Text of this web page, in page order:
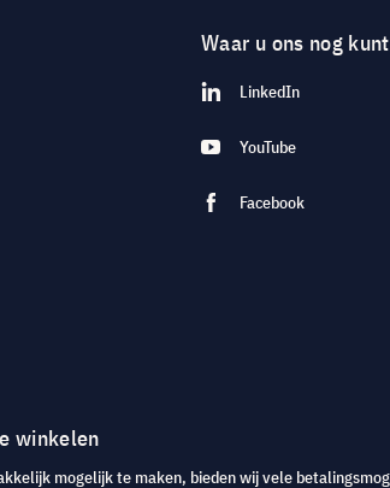
Waar u ons nog
LinkedIn
YouTube
Facebook
winkelen
mogelijk te maken, bieden wij vele